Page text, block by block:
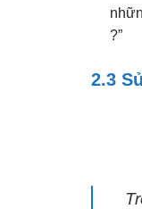
?”
2.3